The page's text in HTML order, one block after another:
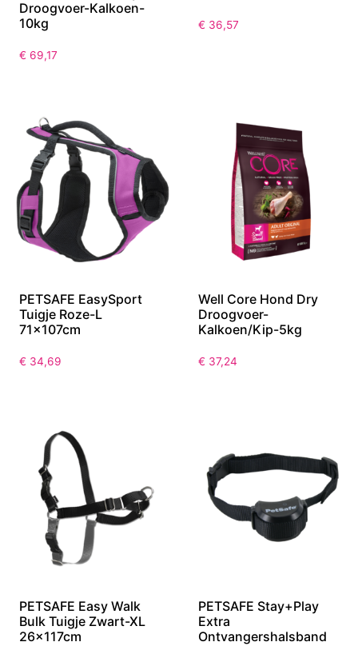
Droogvoer-Kalkoen-
10kg
€ 69,17
€ 36,57
PETSAFE EasySport
Tuigje Roze-L
71x107cm
€ 34,69
Well Core Hond Dry
Droogvoer-
Kalkoen/Kip-5kg
€ 37,24
PETSAFE Easy Walk
Bulk Tuigje Zwart-XL
26x117cm
PETSAFE Stay+Play
Extra
Ontvangershalsband